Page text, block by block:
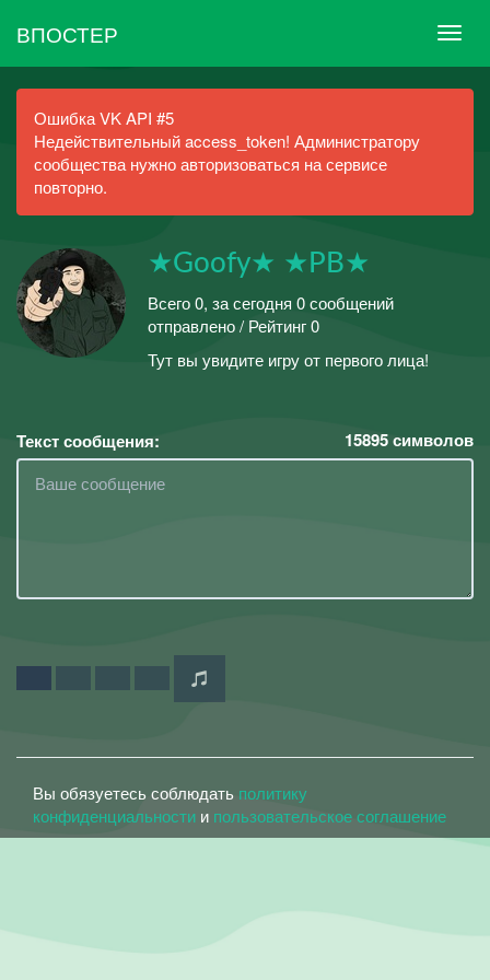
ВПОСТЕР
Ошибка VK API #5
Недействительный access_token! Администратору
сообщества нужно авторизоваться на сервисе
повторно.
★Goofy★ ★PB★
Всего 0, за сегодня 0 сообщений
отправлено / Рейтинг 0
Тут вы увидите игру от первого лица!
Текст сообщения: 15895символов
Вы обязуетесь соблюдать политику
конфиденциальности и пользовательское соглашение